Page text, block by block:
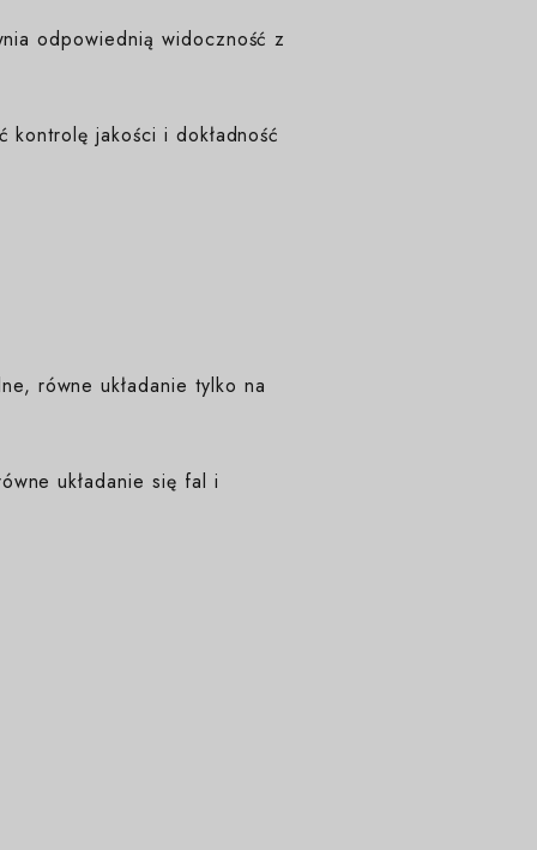
odpowiednią widoczność z
jakości i dokładność
równe układanie tylko na
układanie się fal i